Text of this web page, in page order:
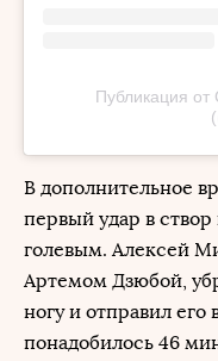
Публикация
В дополнительное
первый удар в створ
голевым. Алексей
Артемом Дзюбой,
ногу и отправил его
понадобилось 46